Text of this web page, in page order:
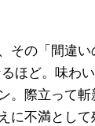
その「間違
ほど。味わ
。際立って
に不満として